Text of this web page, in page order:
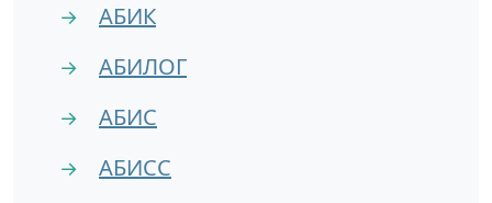
→ АБИК
→ АБИЛОГ
→ АБИС
→ АБИСС